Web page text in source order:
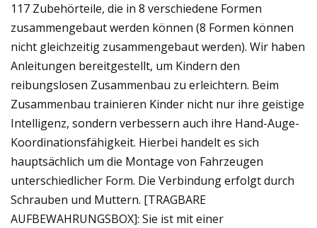
117 Zubehörteile, die in 8 verschiedene Formen
zusammengebaut werden können (8 Formen können
nicht gleichzeitig zusammengebaut werden). Wir haben
Anleitungen bereitgestellt, um Kindern den
reibungslosen Zusammenbau zu erleichtern. Beim
Zusammenbau trainieren Kinder nicht nur ihre geistige
Intelligenz, sondern verbessern auch ihre Hand-Auge-
Koordinationsfähigkeit. Hierbei handelt es sich
hauptsächlich um die Montage von Fahrzeugen
unterschiedlicher Form. Die Verbindung erfolgt durch
Schrauben und Muttern. [TRAGBARE
AUFBEWAHRUNGSBOX]: Sie ist mit einer